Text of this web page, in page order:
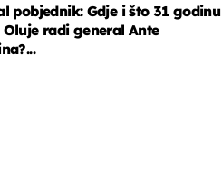
pobjednik: Gdje i što 31 godinu
radi general Ante